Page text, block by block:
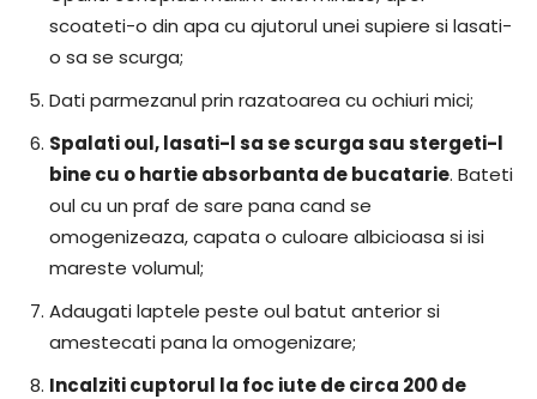
scoateti-o din apa cu ajutorul unei supiere si lasati-
o sa se scurga;
Dati parmezanul prin razatoarea cu ochiuri mici;
Spalati oul, lasati-l sa se scurga sau stergeti-l
bine cu o hartie absorbanta de bucatarie. Bateti
oul cu un praf de sare pana cand se
omogenizeaza, capata o culoare albicioasa si isi
mareste volumul;
Adaugati laptele peste oul batut anterior si
amestecati pana la omogenizare;
Incalziti cuptorul la foc iute de circa 200 de